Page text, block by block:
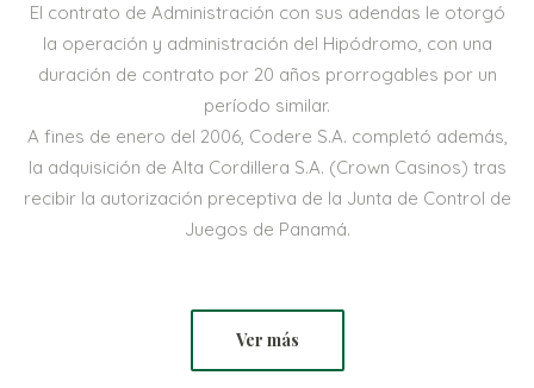
El contrato de Administración con sus adendas le otorgó
la operación y administración del Hipódromo, con una
duración de contrato por 20 años prorrogables por un
período similar.
A fines de enero del 2006, Codere S.A. completó además,
la adquisición de Alta Cordillera S.A. (Crown Casinos) tras
recibir la autorización preceptiva de la Junta de Control de
Juegos de Panamá.
Ver más